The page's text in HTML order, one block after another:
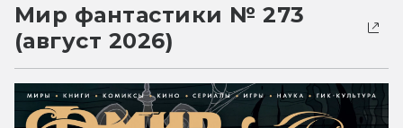
Мир фантастики № 273
(август 2026)